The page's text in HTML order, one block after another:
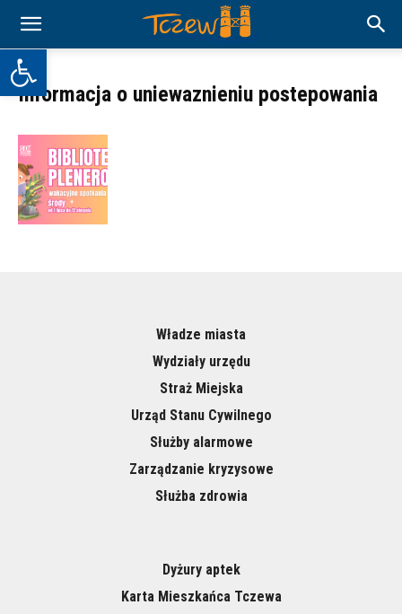
Otwórz pasek narzędzi
Informacja o uniewaznieniu postepowania
Władze miasta
Wydziały urzędu
Straż Miejska
Urząd Stanu Cywilnego
Służby alarmowe
Zarządzanie kryzysowe
Służba zdrowia
Dyżury aptek
Karta Mieszkańca Tczewa